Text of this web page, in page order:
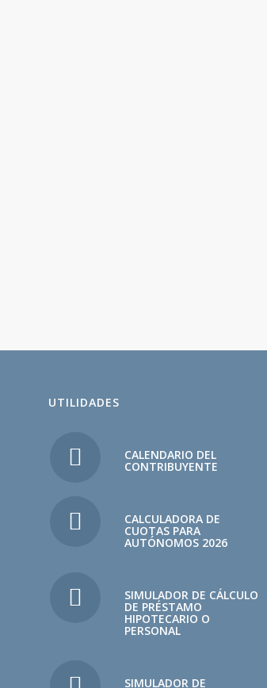
UTILIDADES
CALENDARIO DEL
CONTRIBUYENTE
CALCULADORA DE
CUOTAS PARA
AUTÓNOMOS 2026
SIMULADOR DE CÁLCULO
DE PRÉSTAMO
HIPOTECARIO O
PERSONAL
SIMULADOR DE